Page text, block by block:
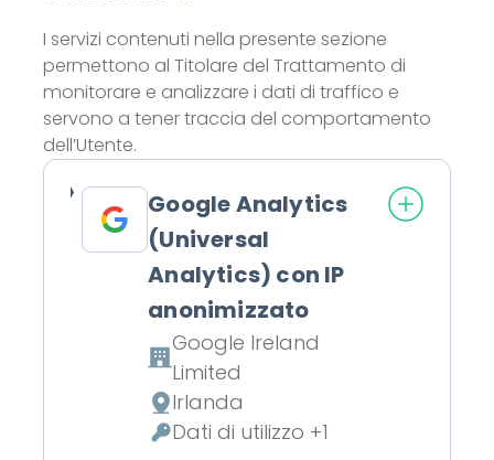
I servizi contenuti nella presente sezione
permettono al Titolare del Trattamento di
monitorare e analizzare i dati di traffico e
servono a tener traccia del comportamento
dell’Utente.
Google Analytics
(Universal
Analytics) con IP
anonimizzato
Azienda:
Google Ireland
Limited
Luogo del trattamento:
Irlanda
Dati Personali trattati:
Dati di utilizzo +1